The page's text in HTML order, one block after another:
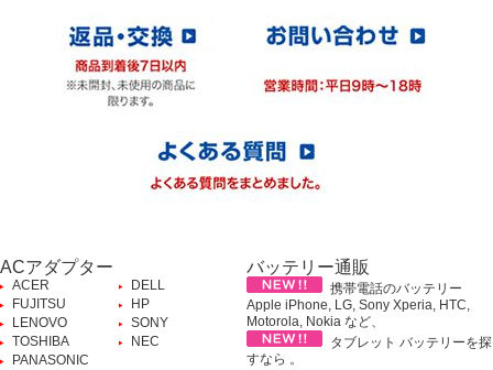
ACアダプター
ACER
DELL
FUJITSU
HP
LENOVO
SONY
TOSHIBA
NEC
PANASONIC
バッテリー通販
携帯電話のバッテリー
Apple iPhone, LG, Sony Xperia, HTC,
Motorola, Nokia など、
タブレット バッテリーを探
すなら 。